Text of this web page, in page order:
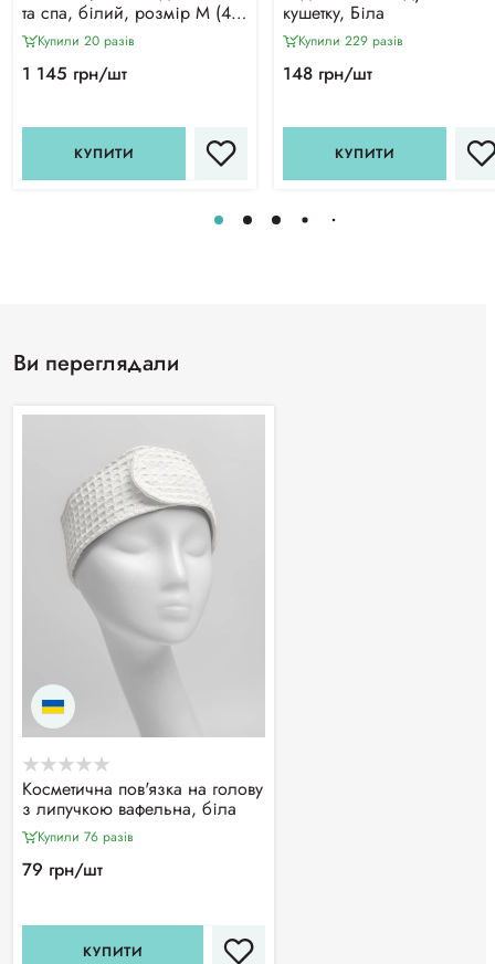
та спа, білий, розмір М (46-
48) CHILA™
Купили 20 разiв
1 145 грн/шт
КУПИТИ
кушетку, Біла
Купили 229 разiв
148 грн/шт
КУПИТИ
Ви переглядали
Косметична пов'язка на голову
з липучкою вафельна, біла
Купили 76 разiв
79 грн/шт
КУПИТИ